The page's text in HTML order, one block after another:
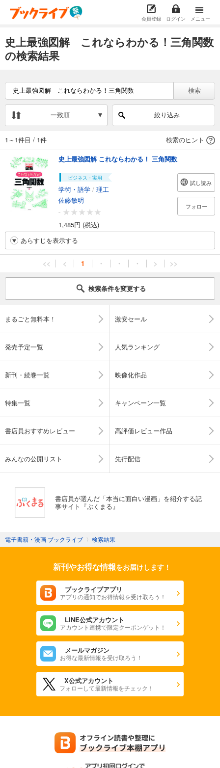
会員登録 ログイン メニュー
史上最強図解 これならわかる！三角関数
の検索結果
検索
一致順 絞り込み
1～1件目 / 1件 検索のヒント
史上最強図解 これならわかる！ 三角関数
ビジネス・実用
学術・語学 / 理工
佐藤敏明
-
1,485円 (税込)
試し読み
フォロー
あらすじを表示する
<< < 1 ・ ・ ・ > >>
検索条件を変更する
まるごと無料本！ 激安セール
発売予定一覧 人気ランキング
新刊・続巻一覧 映像化作品
特集一覧 キャンペーン一覧
書店員おすすめレビュー 高評価レビュー作品
みんなの公開リスト 先行配信
書店員が選んだ「本当に面白い漫画」を紹介する記
事サイト『ぶくまる』
電子書籍・漫画 ブックライブ 〉 検索結果
新刊やお得な情報をお届けします！
ブックライブアプリ
アプリの通知でお得情報を受け取ろう！
LINE公式アカウント
アカウント連携で限定クーポンゲット！
メールマガジン
お得な最新情報を受け取ろう！
X公式アカウント
フォローして最新情報をチェック！